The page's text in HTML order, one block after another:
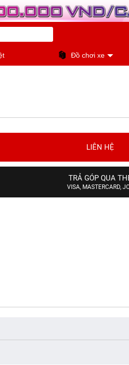
Đồ chơi xe
LIÊN HỆ
TRẢ GÓP QUA
VISA, MASTERCARD,